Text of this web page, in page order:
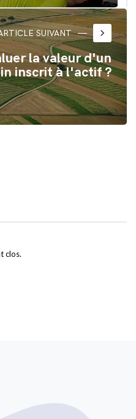
SUIVANT keyboard_arrow_right
la valeur d'un
inscrit à l'actif ?
clos.